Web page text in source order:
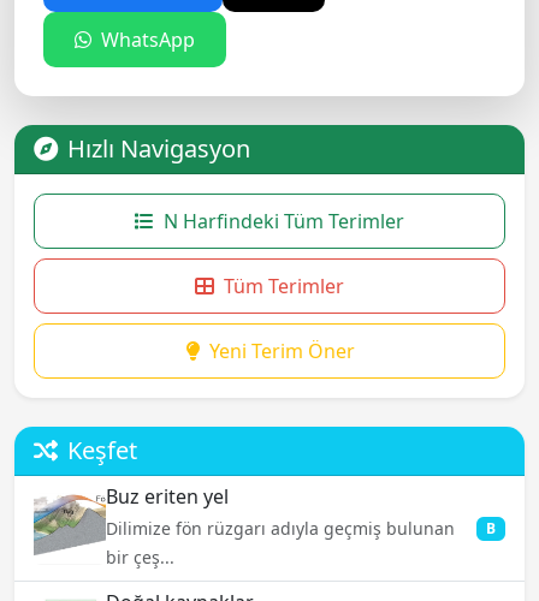
WhatsApp
Hızlı Navigasyon
N Harfindeki Tüm Terimler
Tüm Terimler
Yeni Terim Öner
Keşfet
Buz eriten yel
Dilimize fön rüzgarı adıyla geçmiş bulunan
bir çeş...
B